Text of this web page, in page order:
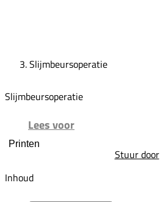
Slijmbeursoperatie
Slijmbeursoperatie
Lees voor
Printen
Stuur door
Inhoud